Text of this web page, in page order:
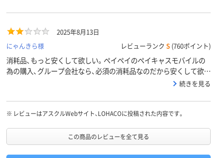
2025年8月13日
にゃんきら様
レビューランク S (760ポイント)
消耗品、もっと安くして欲しい。ペイペイのペイキャスモバイルの
為の購入、グループ会社なら、必須の消耗品なのだから安くして欲し
続きを見る
※ レビューはアスクルWebサイト、LOHACOに投稿された内容です。
この商品のレビューを全て見る